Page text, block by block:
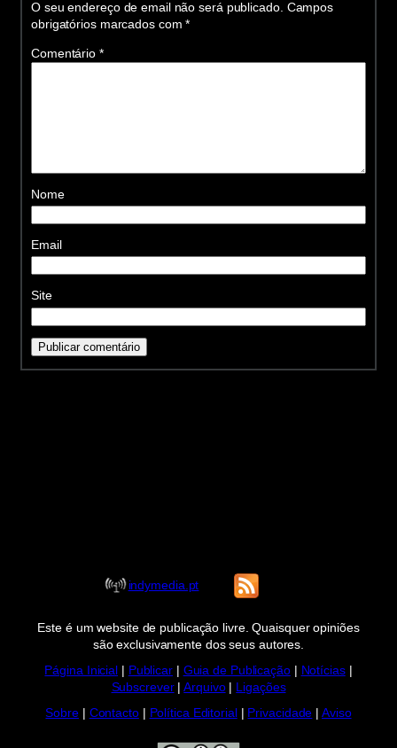
O seu endereço de email não será publicado. Campos
obrigatórios marcados com*
Comentário *
Nome
Email
Site
indymedia.pt
Este é um website de publicação livre. Quaisquer opiniões
são exclusivamente dos seus autores.
Página Inicial | Publicar| Guia de Publicação| Notícias|
Subscrever|Arquivo| Ligações
Sobre| Contacto| Política Editorial| Privacidade |Aviso